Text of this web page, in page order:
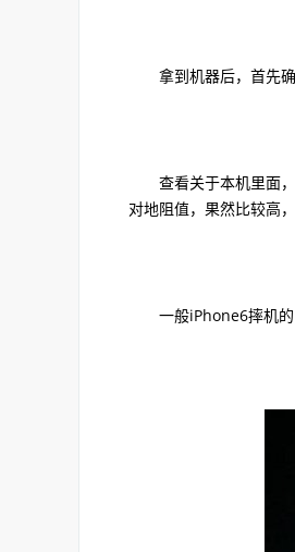
拿到机器后，首先确
查看关于本机里面，
对地阻值，果然比较高
一般iPhone6摔机的